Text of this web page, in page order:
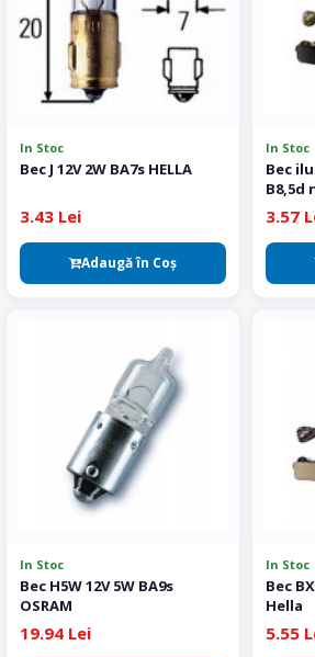
In Stoc
Bec J 12V 2W BA7s HELLA
3.43 Lei
Adaugă în Coş
In Stoc
Bec
B8,5d
3.57
In Stoc
Bec H5W 12V 5W BA9s
OSRAM
19.94 Lei
In Stoc
Bec
Hella
5.55